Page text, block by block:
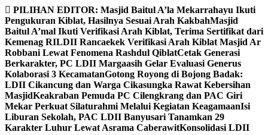
Skip
to
content
PILIHAN EDITOR: Masjid Baitul A’la Mekarrahayu Ikuti
Pengukuran Kiblat, Hasilnya Sesuai Arah KakbahMasjid
Baitul A’mal Ikuti Verifikasi Arah Kiblat, Terima Sertifikat dari
Kemenag RILDII Rancaekek Verifikasi Arah Kiblat Masjid Ar
Robbani Lewat Fenomena Rashdul QiblatCetak Generasi
Berkarakter, PC LDII Margaasih Gelar Evaluasi Generus
Kolaborasi 3 KecamatanGotong Royong di Bojong Badak:
LDII Cikancung dan Warga Cikasungka Rawat Kebersihan
MasjidKeakraban Pemuda PC Cilengkrang dan PAC Giri
Mekar Perkuat Silaturahmi Melalui Kegiatan KeagamaanIsi
Liburan Sekolah, PAC LDII Banyusari Tanamkan 29
Karakter Luhur Lewat Asrama CaberawitKonsolidasi LDII